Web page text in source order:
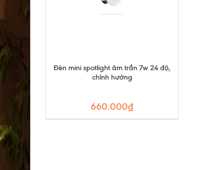
Đèn mini spotlight âm trần 7w 24 độ,
chỉnh hướng
660.000₫